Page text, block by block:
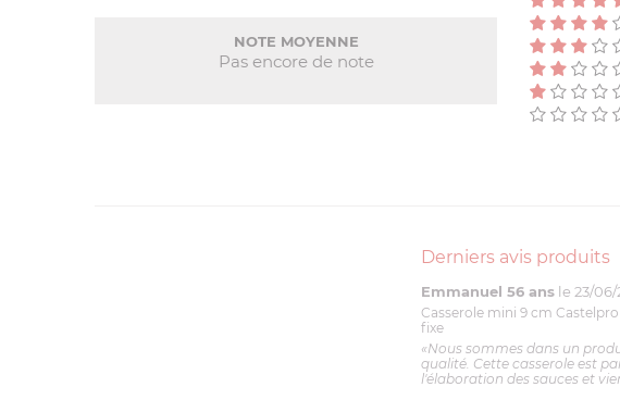
NOTE MOYENNE
Pas encore de note
Derniers avis produits
Emmanuel 56 ans le 23/06/
Casserole mini 9 cm
fixe
«Nous sommes dans un
qualité. Cette casserole est
l'élaboration des sauces et